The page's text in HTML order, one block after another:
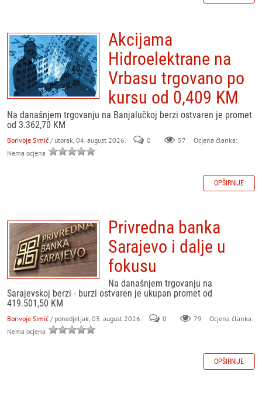
Akcijama
Hidroelektrane na
Vrbasu trgovano po
kursu od 0,409 KM
Na današnjem trgovanju na Banjalučkoj berzi ostvaren je promet
od 3.362,70 KM
Borivoje Simić / utorak, 04. august 2026. 0 57
Ocjena članka:
Nema ocjena
OPŠIRNIJE
Privredna banka
Sarajevo i dalje u
fokusu
Na današnjem trgovanju na
Sarajevskoj berzi - burzi ostvaren je ukupan promet od
419.501,50 KM
Borivoje Simić / ponedjeljak, 03. august 2026. 0 79
Ocjena članka:
Nema ocjena
OPŠIRNIJE